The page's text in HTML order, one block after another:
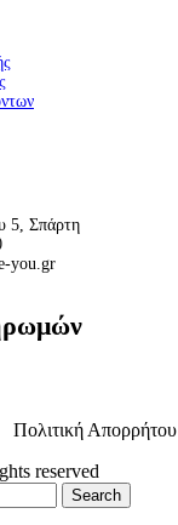
5, Σπάρτη
you.gr
Πολιτική Απορρήτου
reserved
Search